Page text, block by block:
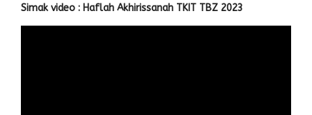
Simak video : Haflah Akhirissanah TKIT TBZ 2023